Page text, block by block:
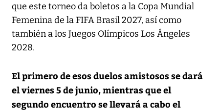
que este torneo da boletos a la Copa Mundial
Femenina de la FIFA Brasil 2027, así como
también a los Juegos Olímpicos Los Ángeles
2028.
El primero de esos duelos amistosos se dará
el viernes 5 de junio, mientras que el
segundo encuentro se llevará a cabo el